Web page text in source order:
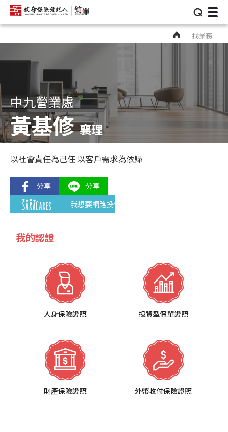
⌕
找業務
中九營業處
黃基修 襄理
以社會責任為己任 以客戶需求為依歸
我想要網路投保
我的認證
人身保險證照 投資型保單證照
財產保險證照 外幣收付保險證照